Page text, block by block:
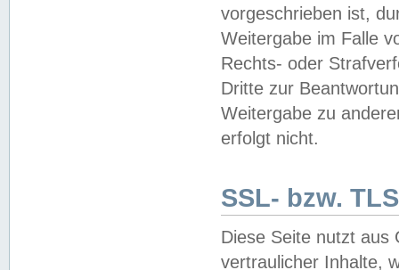
vorgeschrieben ist,
Weitergabe im Falle
Rechts- oder
Dritte zur
Weitergabe zu
erfolgt nicht.
SSL- bzw.
Diese Seite nutzt aus
vertraulicher Inhalte,